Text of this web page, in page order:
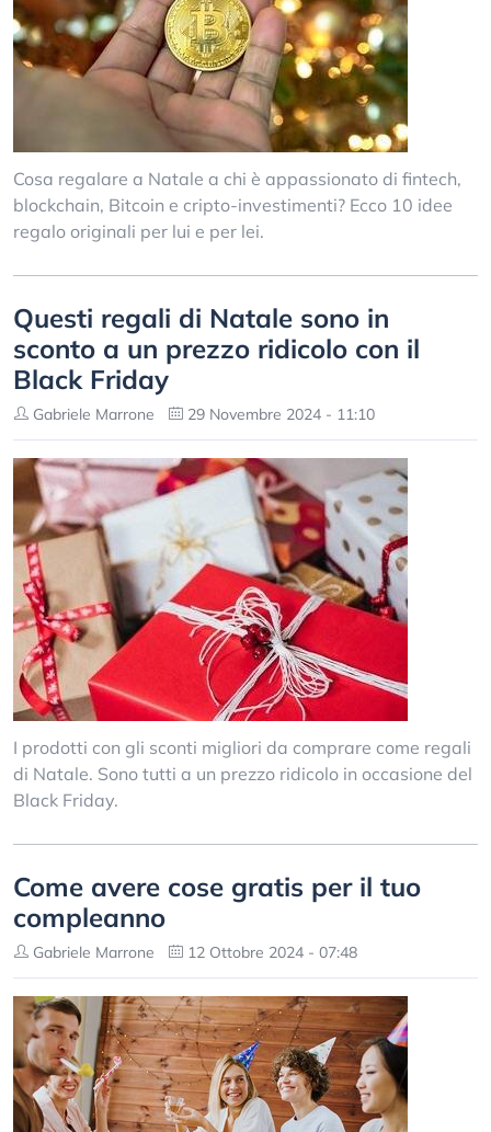
Cosa regalare a Natale a chi è appassionato di fintech,
blockchain, Bitcoin e cripto-investimenti? Ecco 10 idee
regalo originali per lui e per lei.
Questi regali di Natale sono in
sconto a un prezzo ridicolo con il
Black Friday
Gabriele Marrone 29 Novembre 2024 - 11:10
I prodotti con gli sconti migliori da comprare come regali
di Natale. Sono tutti a un prezzo ridicolo in occasione del
Black Friday.
Come avere cose gratis per il tuo
compleanno
Gabriele Marrone 12 Ottobre 2024 - 07:48